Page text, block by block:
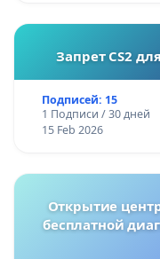
Запрет CS2
Подписей: 15
1 Подписи / 30 дней
15 Feb 2026
Открытие
бесплатной